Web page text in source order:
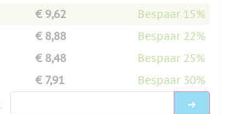
€ 9,62
Bespaar 15%
€ 8,88
Bespaar 22%
€ 8,48
Bespaar 25%
€ 7,91
Bespaar 30%